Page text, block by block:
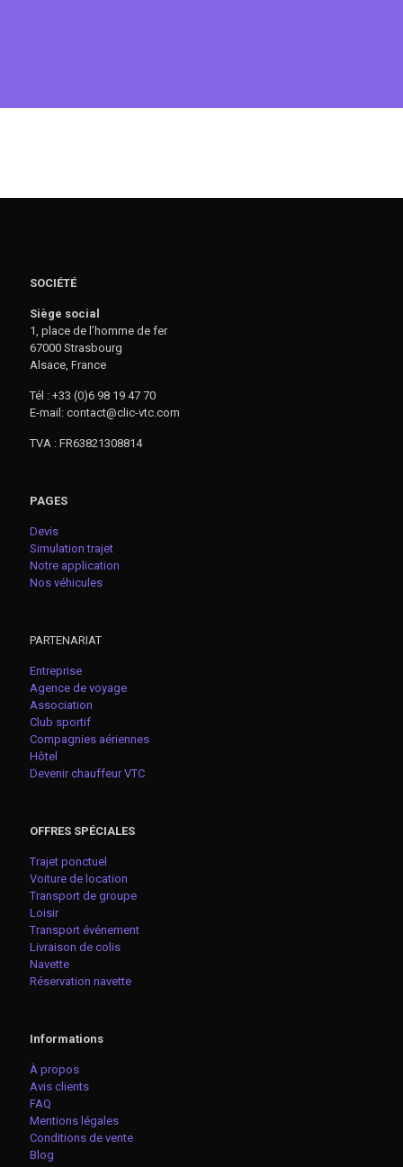
SOCIÉTÉ
Siège social
1, place de l’homme de fer
67000 Strasbourg
Alsace, France
Tél : +33 (0)6 98 19 47 70
E-mail: contact@clic-vtc.com
TVA : FR63821308814
PAGES
Devis
Simulation trajet
Notre application
Nos véhicules
PARTENARIAT
Entreprise
Agence de voyage
Association
Club sportif
Compagnies aériennes
Hôtel
Devenir chauffeur VTC
OFFRES SPÉCIALES
Trajet ponctuel
Voiture de location
Transport de groupe
Loisir
Transport événement
Livraison de colis
Navette
Réservation navette
Informations
À propos
Avis clients
FAQ
Mentions légales
Conditions de vente
Blog